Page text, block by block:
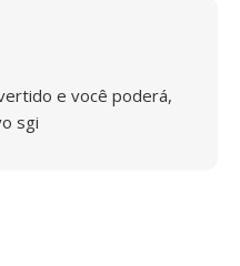
e você poderá,
sgi